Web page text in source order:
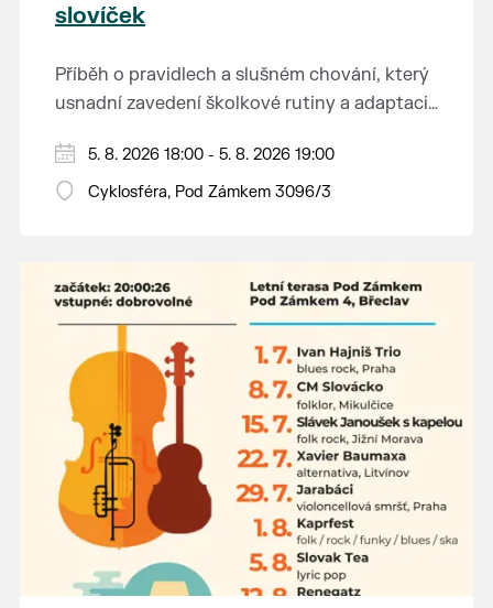
slovíček
Příběh o pravidlech a slušném chování, který
usnadní zavedení školkové rutiny a adaptaci
Hraje se jen za příznivého počasí.
Vstupné dobrovolné.
5. 8. 2026 18:00 - 5. 8. 2026 19:00
Cyklosféra, Pod Zámkem 3096/3